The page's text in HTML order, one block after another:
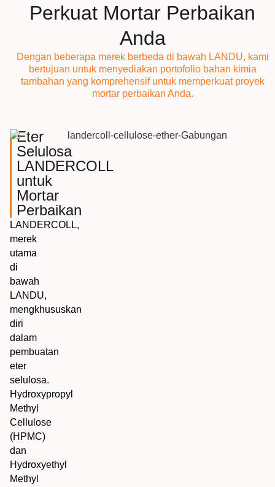
Perkuat Mortar Perbaikan
Anda
Dengan beberapa merek berbeda di bawah LANDU, kami
bertujuan untuk menyediakan portofolio bahan kimia
tambahan yang komprehensif untuk memperkuat proyek
mortar perbaikan Anda.
Eter
Selulosa
LANDERCOLL
untuk
Mortar
Perbaikan
LANDERCOLL,
merek
utama
di
bawah
LANDU,
mengkhususkan
diri
dalam
pembuatan
eter
selulosa.
Hydroxypropyl
Methyl
Cellulose
(HPMC)
dan
Hydroxyethyl
Methyl